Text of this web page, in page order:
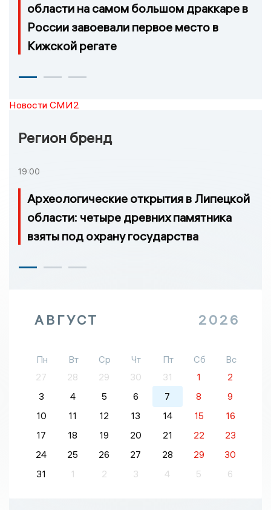
области на самом большом драккаре в
России завоевали первое место в
Кижской регате
Новости СМИ2
Регион бренд
19:00
Археологические открытия в Липецкой
области: четыре древних памятника
взяты под охрану государства
АВГУСТ 2026
Пн Вт Ср Чт Пт Сб
Вс
27
28 29 30 31 1
2
3
4 5 6 7 8
9
10
11 12 13 14 15
16
17
18 19 20 21 22
23
24
25 26 27 28 29
30
31
1 2 3 4 5 6